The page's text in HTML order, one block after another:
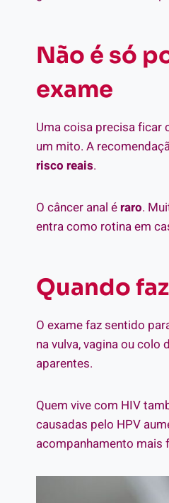
Não é só
exame
Uma coisa precisa ficar
um mito. A
risco reais.
O câncer anal éraro.
entra como rotina em
Quando
O exame faz sentido
na vulva, vagina ou
aparentes.
Quem vive com HIV
causadas pelo HPV
acompanhamento mais